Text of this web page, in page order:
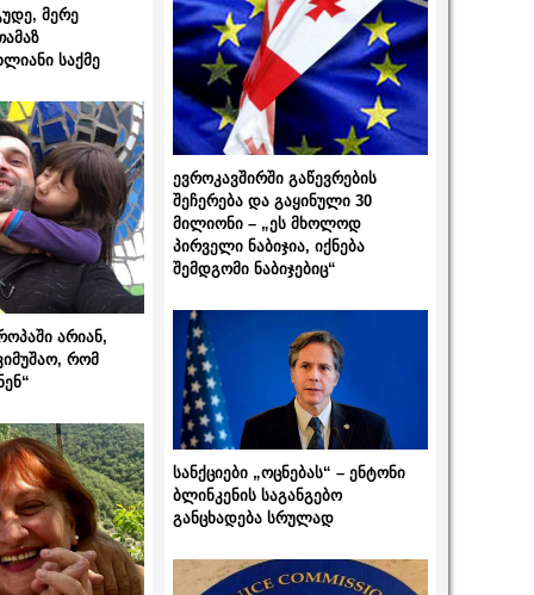
მერე
საქმე
არიან,
რომ
ევროკავშირში გაწევრების
შეჩერება და გაყინული 30
მილიონი – „ეს მხოლოდ
პირველი ნაბიჯია, იქნება
შემდგომი ნაბიჯებიც“
სანქციები „ოცნებას“ – ენტონი
ბლინკენის საგანგებო
განცხადება სრულად